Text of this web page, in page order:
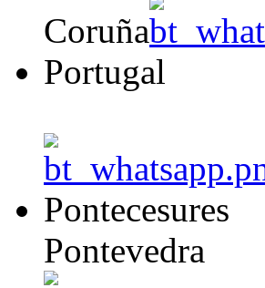
Coruña
Portugal
Pontecesures
Pontevedra